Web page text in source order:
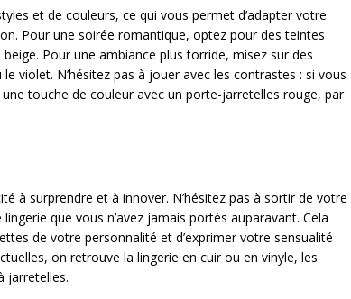
et de couleurs, ce qui vous permet d’adapter votre
Pour une soirée romantique, optez pour des teintes
Pour une ambiance plus torride, misez sur des
violet. N’hésitez pas à jouer avec les contrastes : si vous
touche de couleur avec un porte-jarretelles rouge, par
à surprendre et à innover. N’hésitez pas à sortir de votre
que vous n’avez jamais portés auparavant. Cela
de votre personnalité et d’exprimer votre sensualité
on retrouve la lingerie en cuir ou en vinyle, les
jarretelles.